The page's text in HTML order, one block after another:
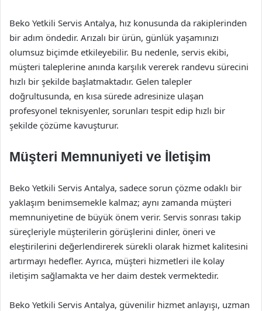
Beko Yetkili Servis Antalya, hız konusunda da rakiplerinden
bir adım öndedir. Arızalı bir ürün, günlük yaşamınızı
olumsuz biçimde etkileyebilir. Bu nedenle, servis ekibi,
müşteri taleplerine anında karşılık vererek randevu sürecini
hızlı bir şekilde başlatmaktadır. Gelen talepler
doğrultusunda, en kısa sürede adresinize ulaşan
profesyonel teknisyenler, sorunları tespit edip hızlı bir
şekilde çözüme kavuşturur.
Müşteri Memnuniyeti ve İletişim
Beko Yetkili Servis Antalya, sadece sorun çözme odaklı bir
yaklaşım benimsemekle kalmaz; aynı zamanda müşteri
memnuniyetine de büyük önem verir. Servis sonrası takip
süreçleriyle müşterilerin görüşlerini dinler, öneri ve
eleştirilerini değerlendirerek sürekli olarak hizmet kalitesini
artırmayı hedefler. Ayrıca, müşteri hizmetleri ile kolay
iletişim sağlamakta ve her daim destek vermektedir.
Beko Yetkili Servis Antalya, güvenilir hizmet anlayışı, uzman